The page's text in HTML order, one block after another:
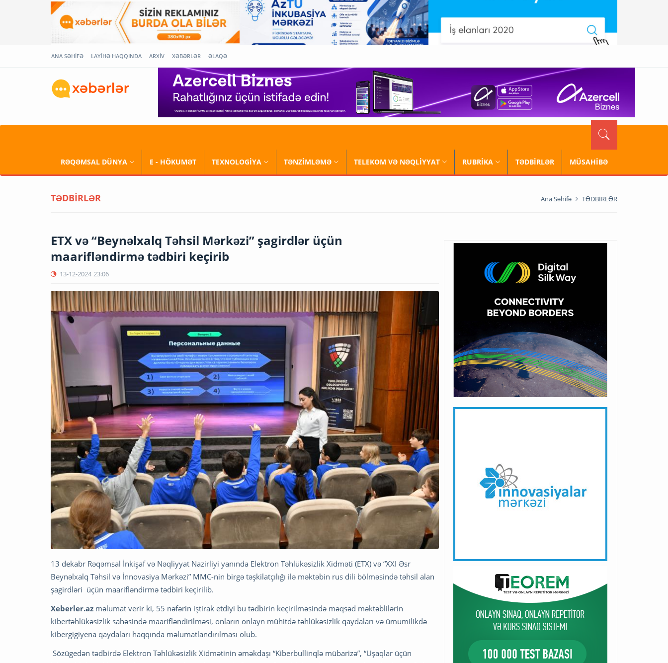
ANA SƏHİFƏ LAYİHƏ HAQQINDA ARXİV XƏBƏRLƏR ƏLAQƏ
RƏQƏMSAL DÜNYA E - HÖKUMƏT TEXNOLOGİYA TƏNZİMLƏMƏ TELEKOM VƏ NƏQLİYYAT RUBRİKA TƏDBİRLƏR MÜSAHİBƏ
TƏDBİRLƏR Ana Səhifə TƏDBİRLƏR
ETX və “Beynəlxalq Təhsil Mərkəzi” şagirdlər üçün
maarifləndirmə tədbiri keçirib
13-12-2024 23:06
13 dekabr Rəqəmsal İnkişaf və Nəqliyyat Nazirliyi yanında Elektron Təhlükəsizlik Xidməti (ETX) və “XXI Əsr
Beynəlxalq Təhsil və İnnovasiya Mərkəzi” MMC-nin birgə təşkilatçılığı ilə məktəbin rus dili bölməsində təhsil alan
şagirdləri üçün maarifləndirmə tədbiri keçirilib.
Xeberler.az məlumat verir ki, 55 nəfərin iştirak etdiyi bu tədbirin keçirilməsində məqsəd məktəblilərin
kibertəhlükəsizlik sahəsində maarifləndirilməsi, onların onlayn mühitdə təhlükəsizlik qaydaları və ümumilikdə
kibergigiyena qaydaları haqqında məlumatlandırılması olub.
Sözügedən tədbirdə Elektron Təhlükəsizlik Xidmətinin əməkdaşı “Kiberbullinqlə mübarizə”, “Uşaqlar üçün